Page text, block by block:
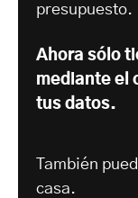
presupuesto.
Ahora sólo
mediante el
tus datos.
También
casa.